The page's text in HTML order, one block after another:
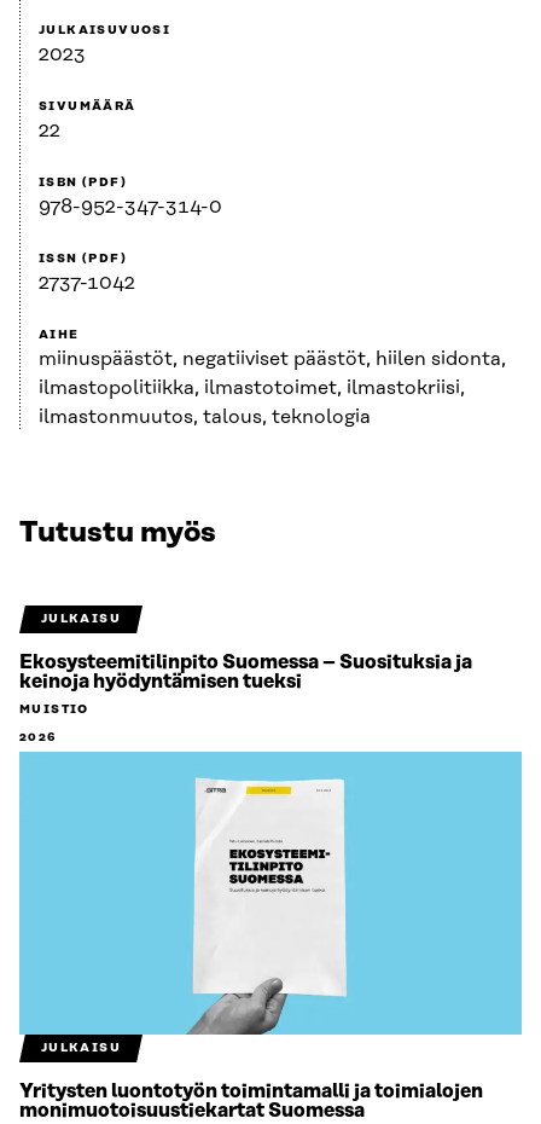
JULKAISUVUOSI
2023
SIVUMÄÄRÄ
22
ISBN (PDF)
978-952-347-314-0
ISSN (PDF)
2737-1042
AIHE
miinuspäästöt, negatiiviset päästöt, hiilen sidonta,
ilmastopolitiikka, ilmastotoimet, ilmastokriisi,
ilmastonmuutos, talous, teknologia
Tutustu myös
JULKAISU
Ekosysteemitilinpito Suomessa – Suosituksia ja
keinoja hyödyntämisen tueksi
MUISTIO
2026
JULKAISU
Yritysten luontotyön toimintamalli ja toimialojen
monimuotoisuustiekartat Suomessa